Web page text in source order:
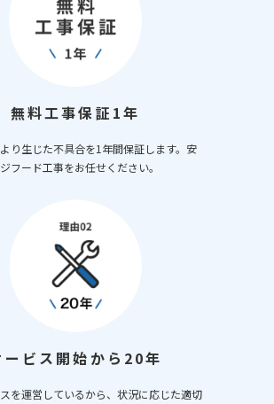
無料工事保証1年
り生じた不具合を1年間保証します。安
フード工事をお任せください。
ービス開始から20年
を運営しているから、状況に応じた適切